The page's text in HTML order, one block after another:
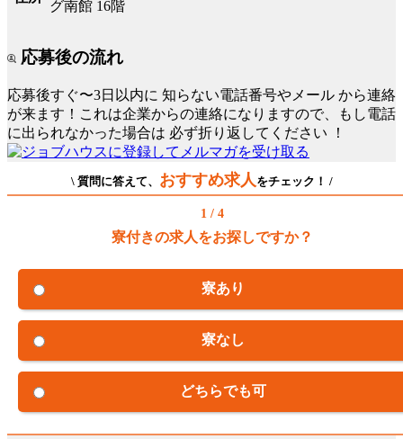
グ南館 16階
応募後の流れ
応募後すぐ〜3日以内に 知らない電話番号やメール から連絡
が来ます！これは企業からの連絡になりますので、もし電話
に出られなかった場合は 必ず折り返してください ！
\ 質問に答えて、 おすすめ求人 をチェック！ /
1 / 4
寮付きの求人をお探しですか？
寮あり
寮なし
どちらでも可